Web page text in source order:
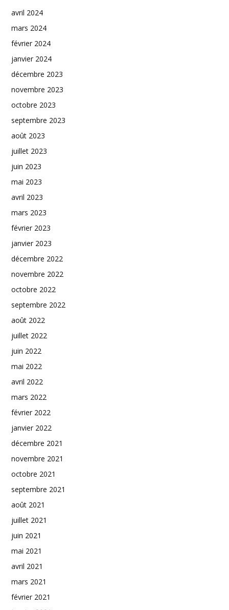
avril 2024
mars 2024
février 2024
janvier 2024
décembre 2023
novembre 2023
octobre 2023
septembre 2023
août 2023
juillet 2023
juin 2023
mai 2023
avril 2023
mars 2023
février 2023
janvier 2023
décembre 2022
novembre 2022
octobre 2022
septembre 2022
août 2022
juillet 2022
juin 2022
mai 2022
avril 2022
mars 2022
février 2022
janvier 2022
décembre 2021
novembre 2021
octobre 2021
septembre 2021
août 2021
juillet 2021
juin 2021
mai 2021
avril 2021
mars 2021
février 2021